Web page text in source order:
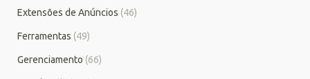
Extensões de Anúncios (46)
Ferramentas (49)
Gerenciamento (66)